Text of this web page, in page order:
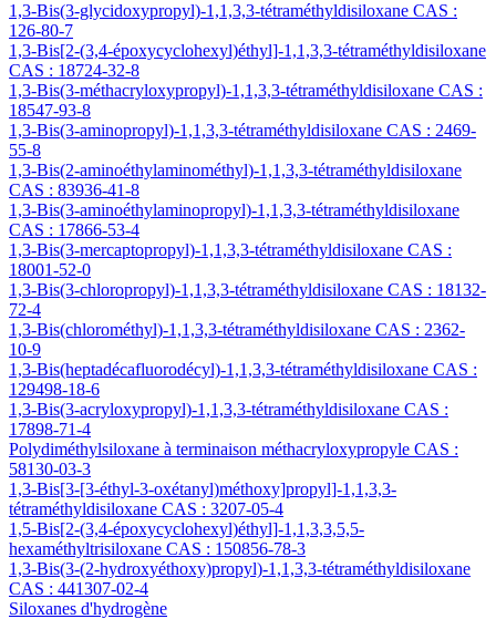
1,3-Bis(3-glycidoxypropyl)-1,1,3,3-tétraméthyldisiloxane CAS :
126-80-7
1,3-Bis[2-(3,4-époxycyclohexyl)éthyl]-1,1,3,3-tétraméthyldisiloxane
CAS : 18724-32-8
1,3-Bis(3-méthacryloxypropyl)-1,1,3,3-tétraméthyldisiloxane CAS :
18547-93-8
1,3-Bis(3-aminopropyl)-1,1,3,3-tétraméthyldisiloxane CAS : 2469-
55-8
1,3-Bis(2-aminoéthylaminométhyl)-1,1,3,3-tétraméthyldisiloxane
CAS : 83936-41-8
1,3-Bis(3-aminoéthylaminopropyl)-1,1,3,3-tétraméthyldisiloxane
CAS : 17866-53-4
1,3-Bis(3-mercaptopropyl)-1,1,3,3-tétraméthyldisiloxane CAS :
18001-52-0
1,3-Bis(3-chloropropyl)-1,1,3,3-tétraméthyldisiloxane CAS : 18132-
72-4
1,3-Bis(chlorométhyl)-1,1,3,3-tétraméthyldisiloxane CAS : 2362-
10-9
1,3-Bis(heptadécafluorodécyl)-1,1,3,3-tétraméthyldisiloxane CAS :
129498-18-6
1,3-Bis(3-acryloxypropyl)-1,1,3,3-tétraméthyldisiloxane CAS :
17898-71-4
Polydiméthylsiloxane à terminaison méthacryloxypropyle CAS :
58130-03-3
1,3-Bis[3-[3-éthyl-3-oxétanyl)méthoxy]propyl]-1,1,3,3-
tétraméthyldisiloxane CAS : 3207-05-4
1,5-Bis[2-(3,4-époxycyclohexyl)éthyl]-1,1,3,3,5,5-
hexaméthyltrisiloxane CAS : 150856-78-3
1,3-Bis(3-(2-hydroxyéthoxy)propyl)-1,1,3,3-tétraméthyldisiloxane
CAS : 441307-02-4
Siloxanes d'hydrogène